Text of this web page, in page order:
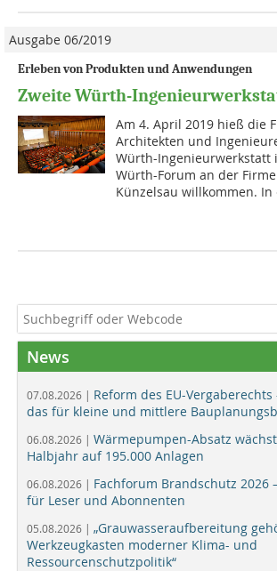
Ausgabe 06/2019
Erleben von Produkten und Anwendungen
Zweite Würth-
Am 4. April 2019 hieß die
Architekten und
Würth-Ingenieurwerkstatt
Würth-Forum an der
Künzelsau willkommen. In
News
07.08.2026 | Reform des EU-
das für kleine und mittlere
06.08.2026 | Wärmepumpen-Absatz
Halbjahr auf 195.000 Anlagen
06.08.2026 | Fachforum Brandschutz 2026
für Leser und Abonnenten
05.08.2026 | „Grauwasseraufbereitung
Werkzeugkasten moderner Klima- und
Ressourcenschutzpolitik“